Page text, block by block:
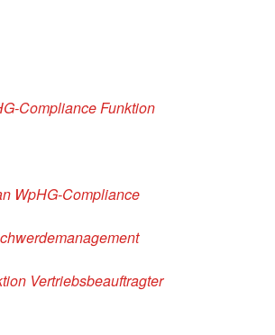
Compliance Funktion
WpHG-Compliance
Vertriebsbeauftragter